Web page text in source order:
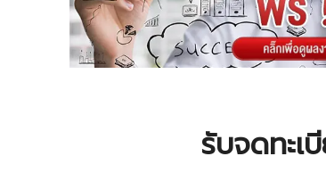
รับจดทะ